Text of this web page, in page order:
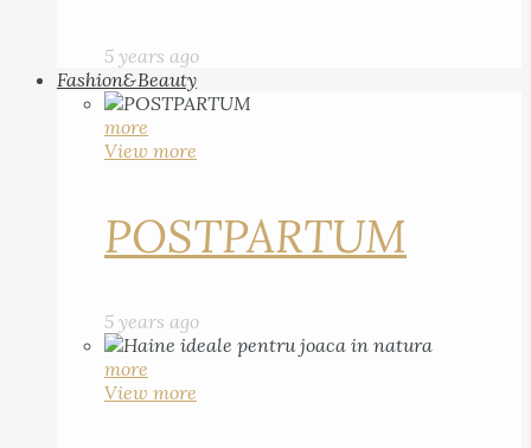
5 years ago
Fashion&Beauty
more
View more
POSTPARTUM
5 years ago
more
View more